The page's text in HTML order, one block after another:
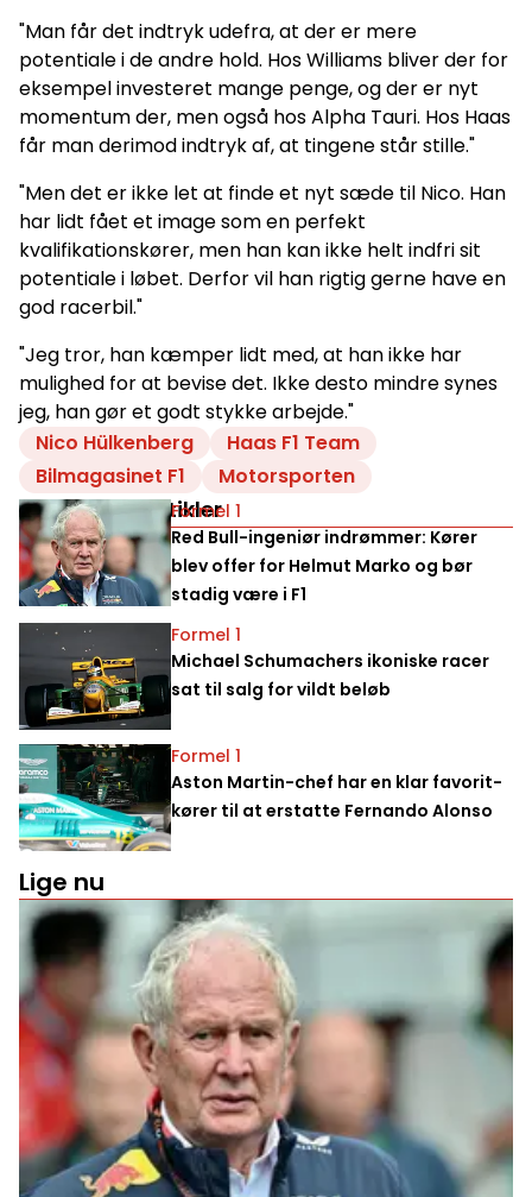
"Man får det indtryk udefra, at der er mere
potentiale i de andre hold. Hos Williams bliver der for
eksempel investeret mange penge, og der er nyt
momentum der, men også hos Alpha Tauri. Hos Haas
får man derimod indtryk af, at tingene står stille."
"Men det er ikke let at finde et nyt sæde til Nico. Han
har lidt fået et image som en perfekt
kvalifikationskører, men han kan ikke helt indfri sit
potentiale i løbet. Derfor vil han rigtig gerne have en
god racerbil."
"Jeg tror, han kæmper lidt med, at han ikke har
mulighed for at bevise det. Ikke desto mindre synes
jeg, han gør et godt stykke arbejde."
Nico Hülkenberg
Haas F1 Team
Bilmagasinet F1
Motorsporten
Relaterede artikler
Formel 1
Red Bull-ingeniør indrømmer: Kører
blev offer for Helmut Marko og bør
stadig være i F1
Formel 1
Michael Schumachers ikoniske racer
sat til salg for vildt beløb
Formel 1
Aston Martin-chef har en klar favorit-
kører til at erstatte Fernando Alonso
Lige nu